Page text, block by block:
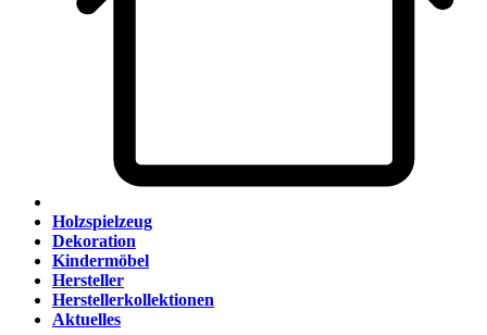
Holzspielzeug
Dekoration
Kindermöbel
Hersteller
Herstellerkollektionen
Aktuelles